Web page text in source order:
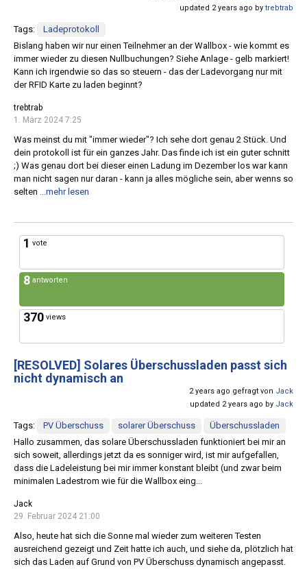
updated 2 years ago by trebtrab
Tags:
Ladeprotokoll
Bislang haben wir nur einen Teilnehmer an der Wallbox - wie kommt es
immer wieder zu diesen Nullbuchungen? Siehe Anlage - gelb markiert!
Kann ich irgendwie so das so steuern - das der Ladevorgang nur mit
der RFID Karte zu laden beginnt?
trebtrab
1. März 2024 7:25
Was meinst du mit "immer wieder"? Ich sehe dort genau 2 Stück. Und
dein protokoll ist für ein ganzes Jahr. Das finde ich ist ein guter schnitt
;) Was genau dort bei dieser einen Ladung im Dezember los war kann
man nicht sagen nur daran - kann ja alles mögliche sein, aber wenns so
selten
...mehr lesen
1 vote
8 antworten
370 views
[RESOLVED] Solares Überschussladen passt sich
nicht dynamisch an
2 years ago gefragt von Jack
updated 2 years ago by Jack
Tags: PV Überschuss solarer Überschuss
Überschussladen
Hallo zusammen, das solare Überschussladen funktioniert bei mir an
sich soweit, allerdings jetzt da es sonniger wird, ist mir aufgefallen,
dass die Ladeleistung bei mir immer konstant bleibt (und zwar beim
minimalen Ladestrom wie für die Wallbox eing...
Jack
29. Februar 2024 21:00
Also, heute hat sich die Sonne mal wieder zum weiteren Testen
ausreichend gezeigt und Zeit hatte ich auch, und siehe da, plötzlich hat
sich das Laden auf Grund von PV Überschuss dynamisch angepasst.